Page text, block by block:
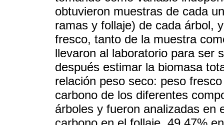
obtuvieron muestras de cada
ramas y follaje) de cada árbol,
fresco, tanto de la muestra
llevaron al laboratorio para ser
después estimar la biomasa
relación peso seco: peso
carbono de los diferentes
árboles y fueron analizadas en